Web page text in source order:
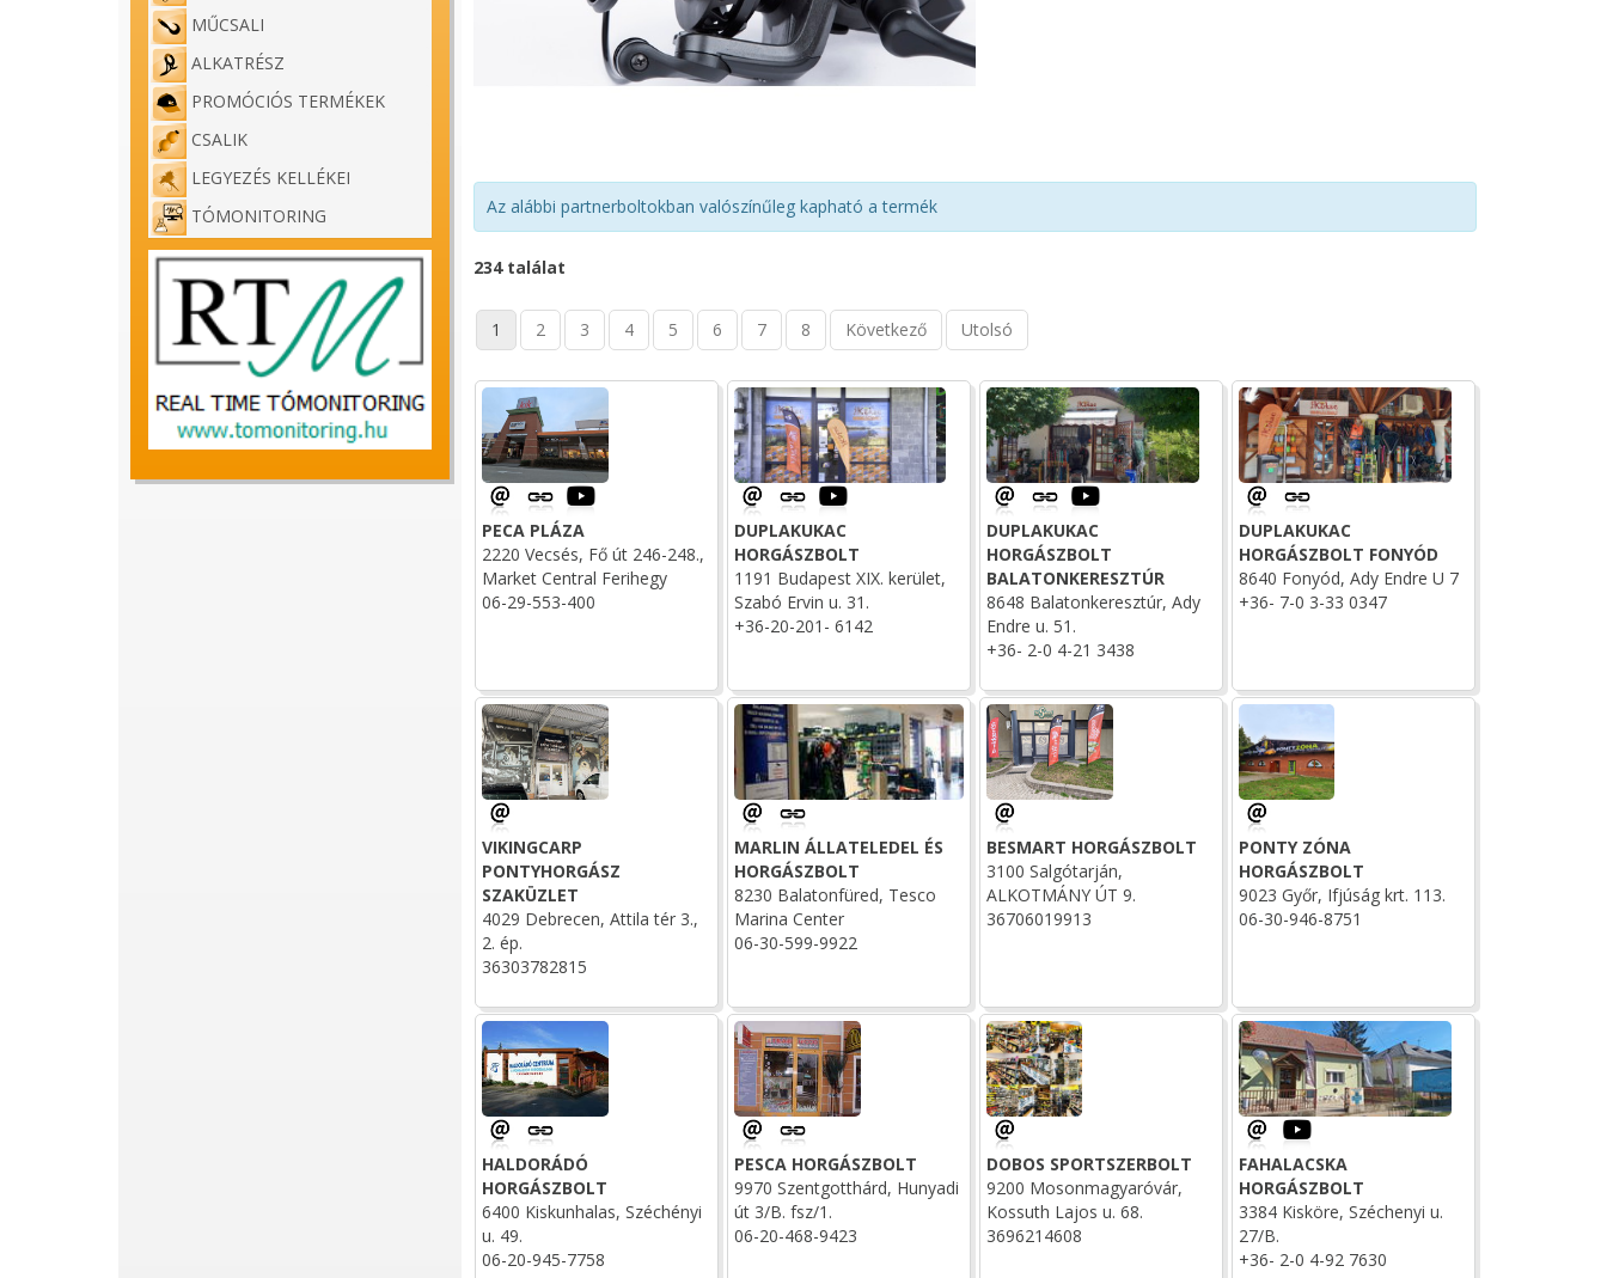
MŰCSALI
ALKATRÉSZ
PROMÓCIÓS TERMÉKEK
CSALIK
LEGYEZÉS KELLÉKEI
TÓMONITORING
Az alábbi partnerboltokban valószínűleg kapható a termék
234 találat
1 2 3 4 5 6 7 8 Következő Utolsó
PECA PLÁZA
2220 Vecsés, Fő út 246-248.,
Market Central Ferihegy
06-29-553-400
DUPLAKUKAC
HORGÁSZBOLT
1191 Budapest XIX. kerület,
Szabó Ervin u. 31.
+36-20-201- 6142
DUPLAKUKAC
HORGÁSZBOLT
BALATONKERESZTÚR
8648 Balatonkeresztúr, Ady
Endre u. 51.
+36- 2-0 4-21 3438
DUPLAKUKAC
HORGÁSZBOLT FONYÓD
8640 Fonyód, Ady Endre U 7
+36- 7-0 3-33 0347
VIKINGCARP
PONTYHORGÁSZ
SZAKÜZLET
4029 Debrecen, Attila tér 3.,
2. ép.
36303782815
MARLIN ÁLLATELEDEL ÉS
HORGÁSZBOLT
8230 Balatonfüred, Tesco
Marina Center
06-30-599-9922
BESMART HORGÁSZBOLT
3100 Salgótarján,
ALKOTMÁNY ÚT 9.
36706019913
PONTY ZÓNA
HORGÁSZBOLT
9023 Győr, Ifjúság krt. 113.
06-30-946-8751
HALDORÁDÓ
HORGÁSZBOLT
6400 Kiskunhalas, Széchényi
u. 49.
06-20-945-7758
PESCA HORGÁSZBOLT
9970 Szentgotthárd, Hunyadi
út 3/B. fsz/1.
06-20-468-9423
DOBOS SPORTSZERBOLT
9200 Mosonmagyaróvár,
Kossuth Lajos u. 68.
3696214608
FAHALACSKA
HORGÁSZBOLT
3384 Kisköre, Széchenyi u.
27/B.
+36- 2-0 4-92 7630